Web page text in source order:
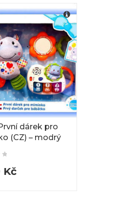
dárek pro
(CZ) – modrý
Kč